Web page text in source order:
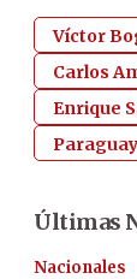
Víctor
Carlos
Enrique
Últimas
Nacionales